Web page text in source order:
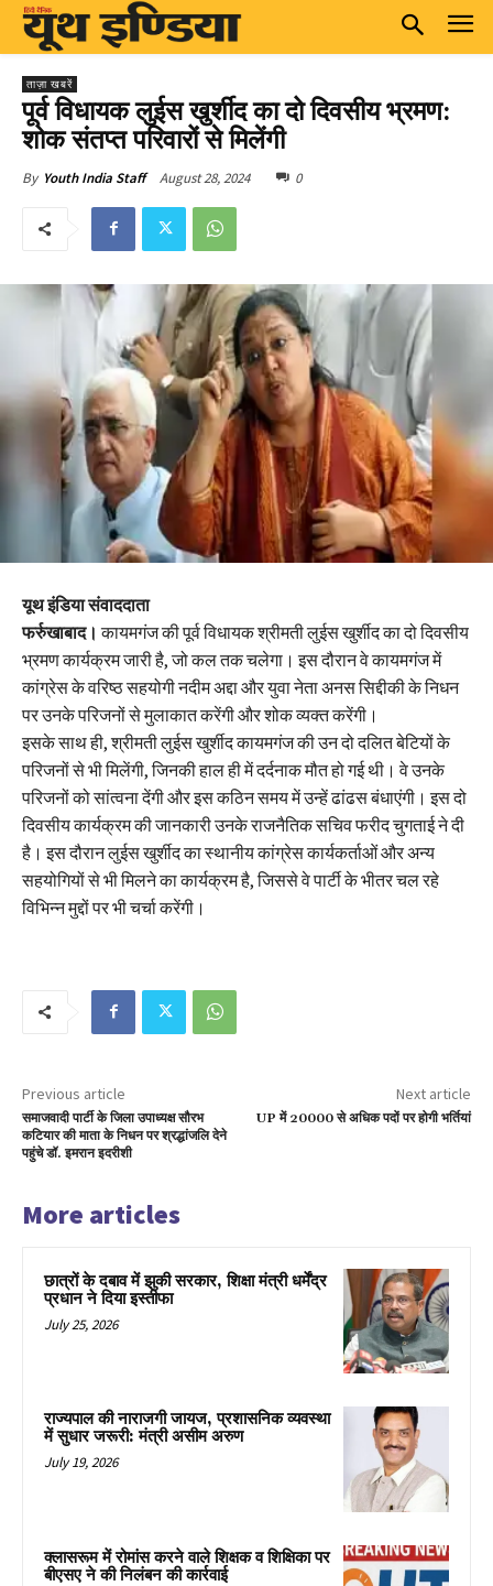
ताज़ा खबरें
पूर्व विधायक लुईस खुर्शीद का दो दिवसीय भ्रमण:
शोक संतप्त परिवारों से मिलेंगी
By Youth India Staff August 28, 2024 0
यूथ इंडिया संवाददाता
फर्रुखाबाद। कायमगंज की पूर्व विधायक श्रीमती लुईस खुर्शीद का दो दिवसीय
भ्रमण कार्यक्रम जारी है, जो कल तक चलेगा। इस दौरान वे कायमगंज में
कांग्रेस के वरिष्ठ सहयोगी नदीम अद्दा और युवा नेता अनस सिद्दीकी के निधन
पर उनके परिजनों से मुलाकात करेंगी और शोक व्यक्त करेंगी।
इसके साथ ही, श्रीमती लुईस खुर्शीद कायमगंज की उन दो दलित बेटियों के
परिजनों से भी मिलेंगी, जिनकी हाल ही में दर्दनाक मौत हो गई थी। वे उनके
परिजनों को सांत्वना देंगी और इस कठिन समय में उन्हें ढांढस बंधाएंगी। इस दो
दिवसीय कार्यक्रम की जानकारी उनके राजनैतिक सचिव फरीद चुगताई ने दी
है। इस दौरान लुईस खुर्शीद का स्थानीय कांग्रेस कार्यकर्ताओं और अन्य
सहयोगियों से भी मिलने का कार्यक्रम है, जिससे वे पार्टी के भीतर चल रहे
विभिन्न मुद्दों पर भी चर्चा करेंगी।
Previous article
समाजवादी पार्टी के जिला उपाध्यक्ष सौरभ
कटियार की माता के निधन पर श्रद्धांजलि देने
पहुंचे डॉ. इमरान इदरीशी
Next article
UP में 20000 से अधिक पदों पर होगी भर्तियां
More articles
छात्रों के दबाव में झुकी सरकार, शिक्षा मंत्री धर्मेंद्र
प्रधान ने दिया इस्तीफा
July 25, 2026
राज्यपाल की नाराजगी जायज, प्रशासनिक व्यवस्था
में सुधार जरूरी: मंत्री असीम अरुण
July 19, 2026
क्लासरूम में रोमांस करने वाले शिक्षक व शिक्षिका पर
बीएसए ने की निलंबन की कार्रवाई